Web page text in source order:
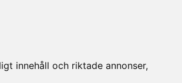
innehåll och riktade annonser,